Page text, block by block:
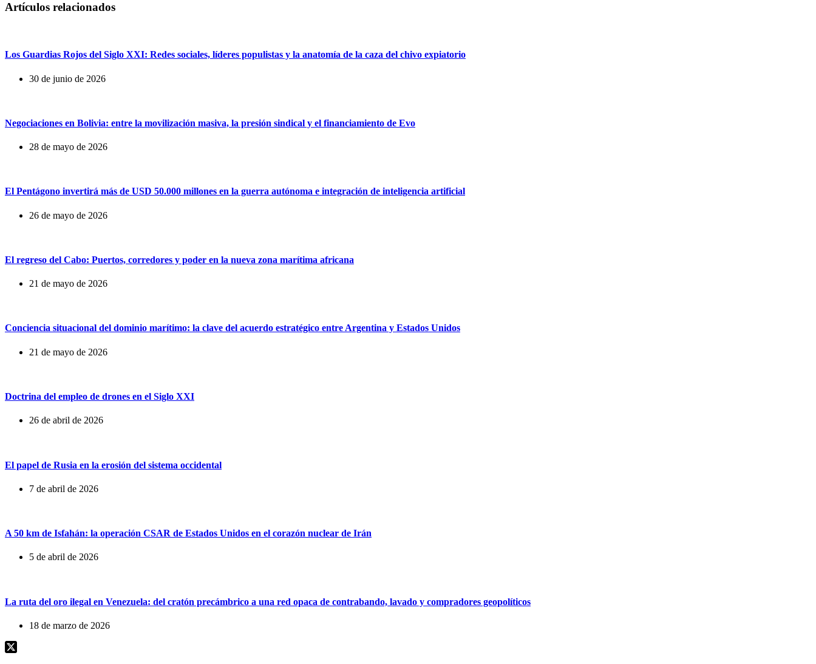
Artículos relacionados
Los Guardias Rojos del Siglo XXI: Redes sociales, líderes populistas y la anatomía de la caza del chivo expiatorio
30 de junio de 2026
Negociaciones en Bolivia: entre la movilización masiva, la presión sindical y el financiamiento de Evo
28 de mayo de 2026
El Pentágono invertirá más de USD 50.000 millones en la guerra autónoma e integración de inteligencia artificial
26 de mayo de 2026
El regreso del Cabo: Puertos, corredores y poder en la nueva zona marítima africana
21 de mayo de 2026
Conciencia situacional del dominio marítimo: la clave del acuerdo estratégico entre Argentina y Estados Unidos
21 de mayo de 2026
Doctrina del empleo de drones en el Siglo XXI
26 de abril de 2026
El papel de Rusia en la erosión del sistema occidental
7 de abril de 2026
A 50 km de Isfahán: la operación CSAR de Estados Unidos en el corazón nuclear de Irán
5 de abril de 2026
La ruta del oro ilegal en Venezuela: del cratón precámbrico a una red opaca de contrabando, lavado y compradores geopolíticos
18 de marzo de 2026